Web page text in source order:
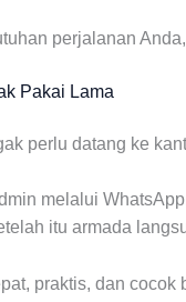
perjalanan
Pakai Lama
perlu datang ke
melalui
itu armada
praktis, dan